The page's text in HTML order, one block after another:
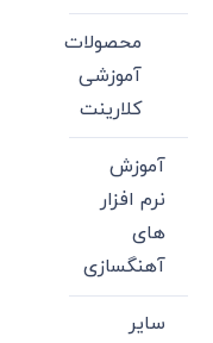
محصولات
آموزشی
کلارینت
آموزش
نرم افزار
های
آهنگسازی
سایر